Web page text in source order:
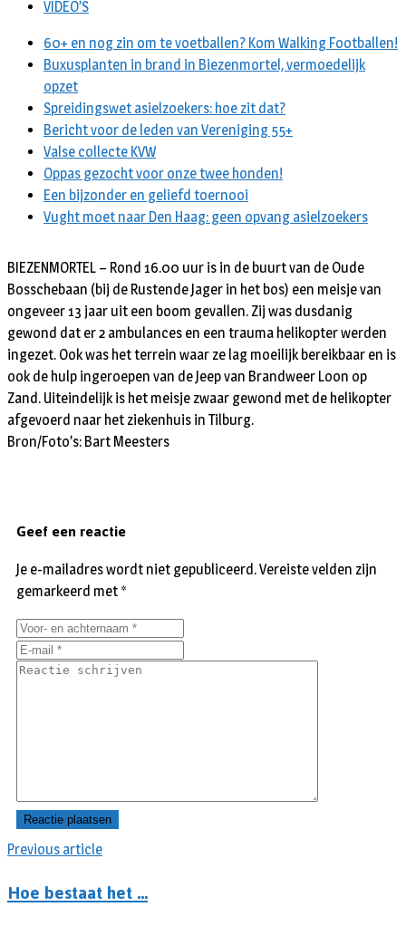
VIDEO’S
60+ en nog zin om te voetballen? Kom Walking Footballen!
Buxusplanten in brand in Biezenmortel, vermoedelijk
opzet
Spreidingswet asielzoekers: hoe zit dat?
Bericht voor de leden van Vereniging 55+
Valse collecte KVW
Oppas gezocht voor onze twee honden!
Een bijzonder en geliefd toernooi
Vught moet naar Den Haag: geen opvang asielzoekers
BIEZENMORTEL – Rond 16.00 uur is in de buurt van de Oude
Bosschebaan (bij de Rustende Jager in het bos) een meisje van
ongeveer 13 jaar uit een boom gevallen. Zij was dusdanig
gewond dat er 2 ambulances en een trauma helikopter werden
ingezet. Ook was het terrein waar ze lag moeilijk bereikbaar en is
ook de hulp ingeroepen van de Jeep van Brandweer Loon op
Zand. Uiteindelijk is het meisje zwaar gewond met de helikopter
afgevoerd naar het ziekenhuis in Tilburg.
Bron/Foto’s: Bart Meesters
Previous article
Hoe bestaat het …
Geef een reactie
Je e-mailadres wordt niet gepubliceerd.Vereiste velden zijn
gemarkeerd met *